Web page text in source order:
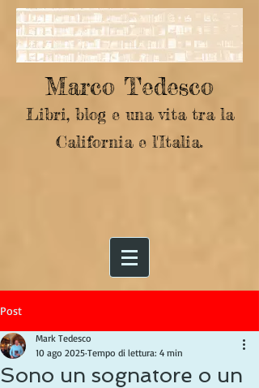
Marco Tedesco
Libri, blog e una vita tra la
California e l'Italia.
Post
Sono un sognatore o un
Mark Tedesco
10 ago 2025 Tempo di lettura: 4 min